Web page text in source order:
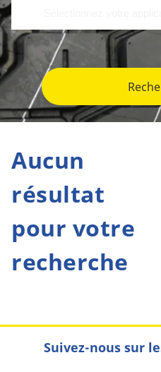
Aucun
résultat
pour votre
recherche
Suivez-nous sur